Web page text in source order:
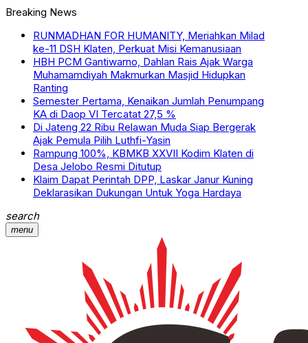
Breaking News
RUNMADHAN FOR HUMANITY, Meriahkan Milad
ke-11 DSH Klaten, Perkuat Misi Kemanusiaan
HBH PCM Gantiwarno, Dahlan Rais Ajak Warga
Muhamamdiyah Makmurkan Masjid Hidupkan
Ranting
Semester Pertama, Kenaikan Jumlah Penumpang
KA di Daop VI Tercatat 27,5 %
Di Jateng 22 Ribu Relawan Muda Siap Bergerak
Ajak Pemula Pilih Luthfi-Yasin
Rampung 100%, KBMKB XXVII Kodim Klaten di
Desa Jelobo Resmi Ditutup
Klaim Dapat Perintah DPP, Laskar Janur Kuning
Deklarasikan Dukungan Untuk Yoga Hardaya
search
menu